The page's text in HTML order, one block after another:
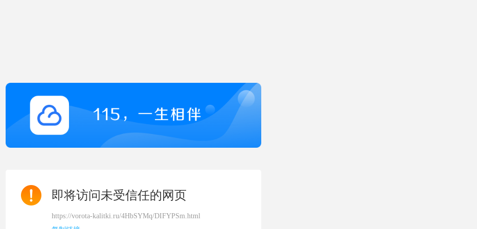
即将访问未受信任的网页
https://vorota-kalitki.ru/4HbSYMq/DIFYPSm.html